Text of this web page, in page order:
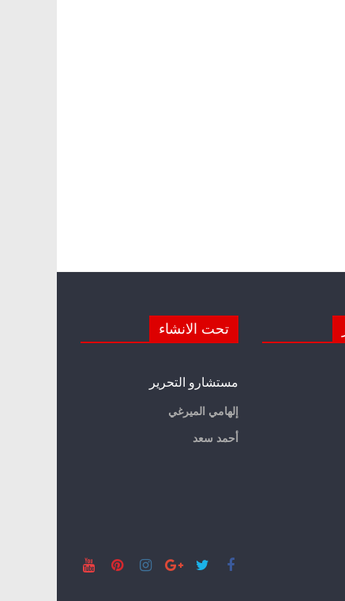
تحت الانشاء
مستشارو التحرير
إلهامي الميرغي
أحمد سعد